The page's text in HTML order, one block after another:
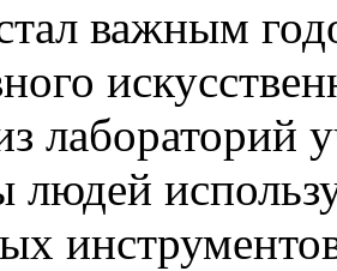
важным
лабораторий
людей